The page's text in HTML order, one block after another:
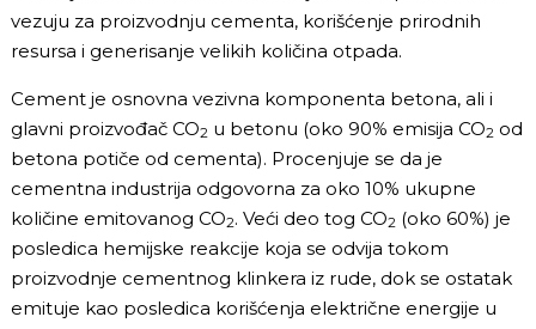
vezuju za proizvodnju cementa, korišćenje prirodnih
resursa i generisanje velikih količina otpada.
Cement je osnovna vezivna komponenta betona, ali i
glavni proizvođač CO2 u betonu (oko 90% emisija CO2 od
betona potiče od cementa). Procenjuje se da je
cementna industrija odgovorna za oko 10% ukupne
količine emitovanog CO2. Veći deo tog CO2 (oko 60%) je
posledica hemijske reakcije koja se odvija tokom
proizvodnje cementnog klinkera iz rude, dok se ostatak
emituje kao posledica korišćenja električne energije u